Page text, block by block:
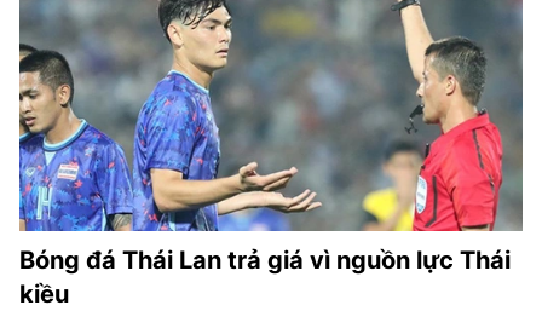
Bóng đá Thái Lan trả giá vì nguồn lực Thái
kiều